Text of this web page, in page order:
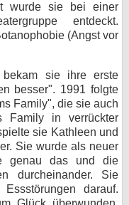
wurde sie bei einer
entdeckt.
(Angst vor
sie ihre erste
besser". 1991 folgte
Family", die sie auch
Family in verrückter
sie Kathleen und
Sie wurde als neuer
genau das und die
durcheinander. Sie
darauf.